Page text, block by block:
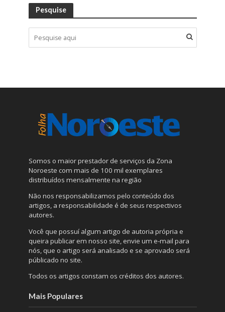
Pesquise
Somos o maior prestador de serviços da Zona
Noroeste com mais de 100 mil exemplares
distribuídos mensalmente na região
Não nos responsabilizamos pelo conteúdo dos
artigos, a responsabilidade é de seus respectivos
autores.
Você que possuí algum artigo de autoria própria e
queira publicar em nosso site, envie um e-mail para
nós, que o artigo será analisado e se aprovado será
públicado no site.
Todos os artigos constam os créditos dos autores.
Mais Populares